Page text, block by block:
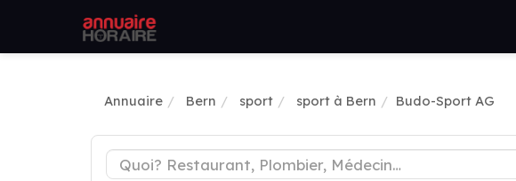
Annuaire Bern sport sport à Bern Budo-Sport AG